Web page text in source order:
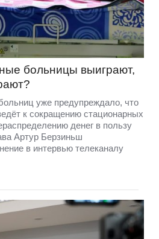
больницы выиграют,
уже предупреждало, что
к сокращению стационарных
денег в пользу
Артур Берзиньш
в интервью телеканалу